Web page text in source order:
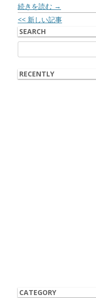
続きを読む →
投稿ナビゲーション
<< 新しい記事
SEARCH
索:
RECENTLY
CATEGORY